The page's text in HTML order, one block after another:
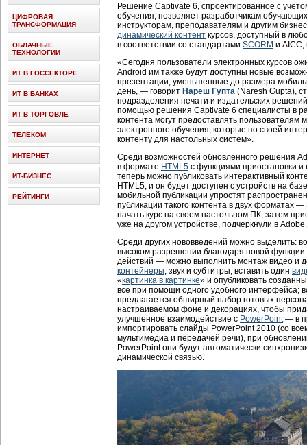
Решение Captivate 6, спроектированное с
обучения, позволяет разработчикам
инструкторам, преподавателям и другим
динамический контент курсов, доступный в
в соответствии со стандартами SCORM и AICC,
«Сегодня пользователи электронных курсов
Android им также будут доступны новые
презентации, уменьшенные до размера
день, — говорит Нареш Гупта (Naresh Gupta),
подразделения печати и издательских
помощью решения Captivate 6 специалисты в
контента могут предоставлять
электронного обучения, которые по своей
контенту для настольных систем».
Среди возможностей обновленного решения
в формате HTML5 с функциями приостановки
теперь можно публиковать интерактивный
HTML5, и он будет доступен с устройств на
мобильной публикации упростят
публикации такого контента в двух форматах
начать курс на своем настольном ПК, затем
уже на другом устройстве, подчеркнули в Adobe.
Среди других нововведений можно выделить:
высоком разрешении благодаря новой
действий — можно выполнить монтаж видео и
контейнеры, звук и субтитры, вставить один
«картинка в картинке» и опубликовать
все при помощи одного удобного
предлагается обширный набор готовых
настраиваемом фоне и декорациях, чтобы
улучшенное взаимодействие с PowerPoint— в
импортировать слайды PowerPoint 2010 (со
мультимедиа и передачей речи), при
PowerPoint они будут автоматически
динамической связью.
ЦИФРОВАЯ
ТРАНСФОРМАЦИЯ
ОБЛАЧНЫЕ
ТЕХНОЛОГИИ
ИТ В ГОССЕКТОРЕ
ИТ В БАНКАХ
ИТ В ТОРГОВЛЕ
ТЕЛЕКОМ
ИНТЕРНЕТ
ИТ-БИЗНЕС
РЕЙТИНГИ